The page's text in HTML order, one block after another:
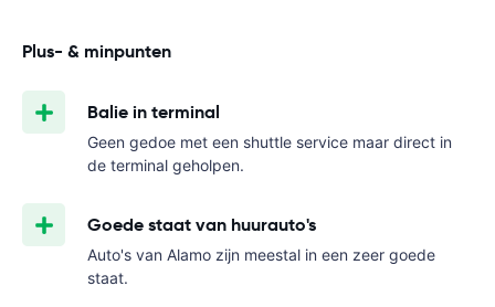
Plus- & minpunten
Balie in terminal
Geen gedoe met een shuttle service maar direct in
de terminal geholpen.
Goede staat van huurauto's
Auto's van Alamo zijn meestal in een zeer goede
staat.